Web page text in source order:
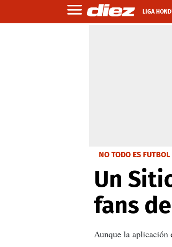
LIGA
NO TODO ES FUTBOL
Un
fans
Aunque la aplicación